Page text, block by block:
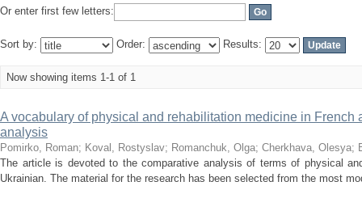
Or enter first few letters:
Sort by: Order: Results:
Now showing items 1-1 of 1
A vocabulary of physical and rehabilitation medicine in French
analysis
Pomirko, Roman; Koval, Rostyslav; Romanchuk, Olga; Сherkhava, Olesya;
The article is devoted to the comparative analysis of terms of physical
Ukrainian. The material for the research has been selected from the most